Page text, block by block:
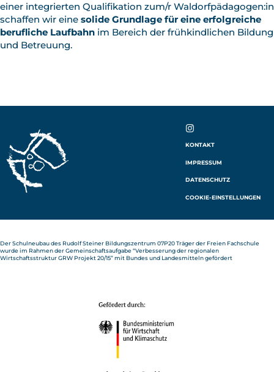
einer integrierten Qualifikation zum/r Waldorfpädagogen:in
schaffen wir eine solide Grundlage für eine erfolgreiche
berufliche Laufbahn im Bereich der frühkindlichen Bildung
und Betreuung.
AG
KONTAKT
IMPRESSUM
DATENSCHUTZ
COOKIE-EINSTELLUNGEN
Der Schulneubau des Rudolf Steiner Bildungszentrum 07P20 Träger der Freien Fachschule
wurde im Rahmen der Gemeinschaftsaufgabe “Verbesserung der regionalen
Wirtschaftsstruktur GRW Projekt 20/15” mit Bundes und Landesmitteln gefördert